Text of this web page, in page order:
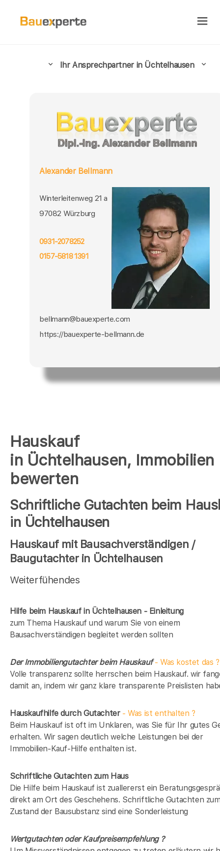
Hauskauf
in Üchtelhausen, Immobilien
bewerten
Schriftliche Gutachten beim
in Üchtelhausen
Hauskauf mit Bausachverständigen /
Baugutachter in Üchtelhausen
Weiterfühendes
Hilfe beim Hauskauf in Üchtelhausen - Einleitung
zum Thema Hauskauf und warum Sie von einem
Bausachverständigen begleitet werden sollten
Der Immobiliengutachter beim Hauskauf- Was kostet das ?
Volle transparenz sollte herrschen beim Hauskauf. wir
damit an, indem wir ganz klare transparente Preislisten
Hauskaufhilfe durch Gutachter- Was ist enthalten ?
Beim Hauskauf ist oft im Unklaren, was Sie für Ihr gutes
erhalten. Wir sagen deutlich welche Leistungen bei der
Immobilien-Kauf-Hilfe enthalten ist.
Schriftliche Gutachten zum Haus
Die Hilfe beim Hauskauf ist zuallererst ein
direkt am Ort des Geschehens. Schriftliche Gutachten
Zustand der Bausubstanz sind eine Sonderleistung
Wertgutachten oder Kaufpreisempfehlung ?
Ihr Ansprechpartner in Üchtelhausen
Alexander Bellmann
Winterleitenweg 21 a
97082 Würzburg
0931-2078252
0157-5818 1391
bellmann@bauexperte.com
https://bauexperte-bellmann.de